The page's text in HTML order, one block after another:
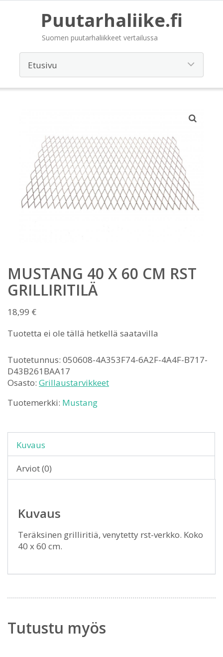
Puutarhaliike.fi
Suomen puutarhaliikkeet vertailussa
MUSTANG 40 X 60 CM RST
GRILLIRITILÄ
18,99 €
Tuotetta ei ole tällä hetkellä saatavilla
Tuotetunnus: 050608-4A353F74-6A2F-4A4F-B717-
D43B261BAA17
Osasto: Grillaustarvikkeet
Tuotemerkki: Mustang
Kuvaus
Arviot (0)
Kuvaus
Teräksinen grilliritiä, venytetty rst-verkko. Koko
40 x 60 cm.
Tutustu myös